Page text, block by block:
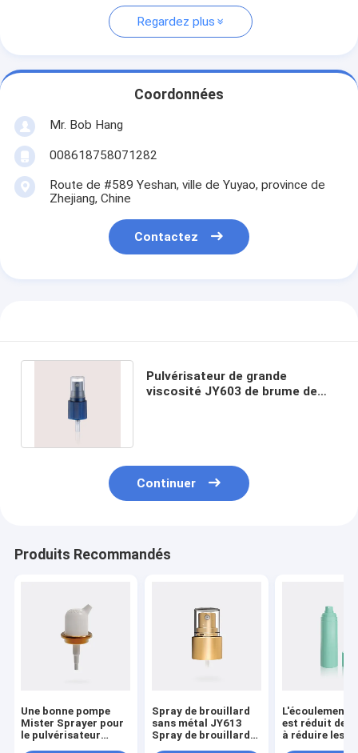
Regardez plus
Coordonnées
Mr. Bob Hang
008618758071282
Route de #589 Yeshan, ville de Yuyao, province de
Zhejiang, Chine
Contactez
Pulvérisateur de grande
viscosité JY603 de brume de
Continuer
Produits Recommandés
Une bonne pompe
Mister Sprayer pour
le pulvérisateur
Spray de brouillard
sans métal JY613
Spray de brouillard
L'écoulement
est réduit de
à réduire les